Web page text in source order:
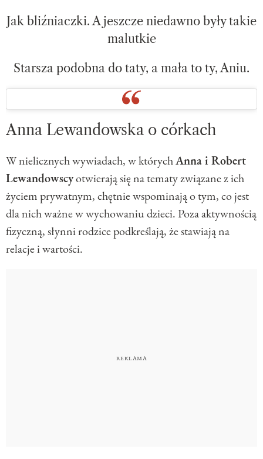
Jak bliźniaczki. A jeszcze niedawno były takie
malutkie
Starsza podobna do taty, a mała to ty, Aniu.
Anna Lewandowska o córkach
W nielicznych wywiadach, w którychAnna i Robert
Lewandowscyotwierają się na tematy związane z ich
życiem prywatnym, chętnie wspominają o tym, co jest
dla nich ważne w wychowaniu dzieci. Poza aktywnością
fizyczną, słynni rodzice podkreślają, że stawiają na
relacje i wartości.